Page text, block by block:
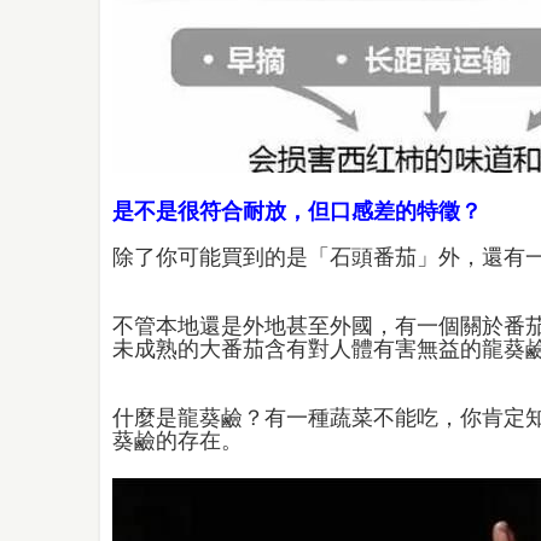
是不是很符合耐放，但口感差的特徵？
除了你可能買到的是「石頭番茄」外，還
不管本地還是外地甚至外國，有一個關於番
未成熟的大番茄含有對人體有害無益的龍
什麼是龍葵鹼？有一種蔬菜不能吃，你肯定
葵鹼的存在。